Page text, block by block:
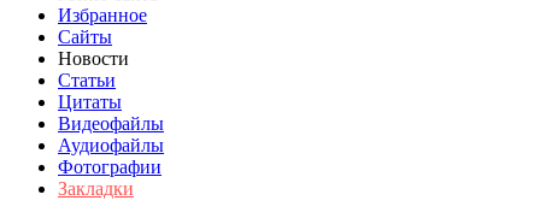
Избранное
Сайты
Новости
Статьи
Цитаты
Видеофайлы
Аудиофайлы
Фотографии
Закладки